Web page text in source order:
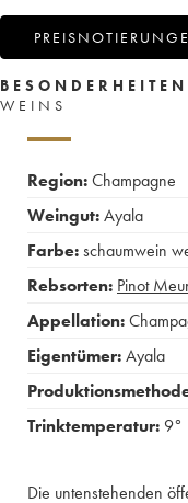
BESONDERHEITEN
WEINS
Region:Champagne
Weingut:Ayala
Farbe:schaumwein
Rebsorten: Pinot
Appellation:
Eigentümer:Ayala
Trinktemperatur: 9°
Die untenstehenden